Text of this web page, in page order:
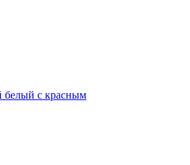
с красным